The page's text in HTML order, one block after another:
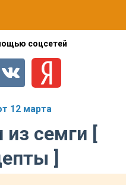
соцсетей
12 марта
из семги [
]